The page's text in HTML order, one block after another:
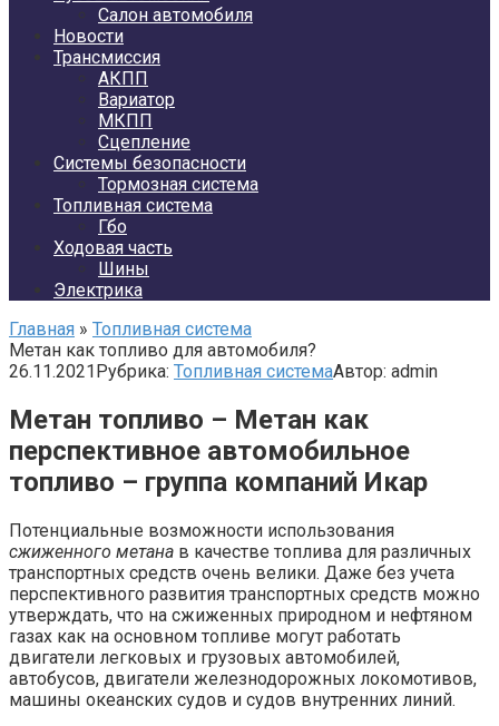
Салон автомобиля
Новости
Трансмиссия
АКПП
Вариатор
МКПП
Сцепление
Системы безопасности
Тормозная система
Топливная система
Гбо
Ходовая часть
Шины
Электрика
Главная » Топливная система
Метан как топливо для автомобиля?
26.11.2021Рубрика: Топливная системаАвтор: admin
Метан топливо – Метан как
перспективное автомобильное
топливо – группа компаний Икар
Потенциальные возможности использования
сжиженного метана в качестве топлива для различных
транспортных средств очень велики. Даже без учета
перспективного развития транспортных средств можно
утверждать, что на сжиженных природном и нефтяном
газах как на основном топливе могут работать
двигатели легковых и грузовых автомобилей,
автобусов, двигатели железнодорожных локомотивов,
машины океанских судов и судов внутренних линий.